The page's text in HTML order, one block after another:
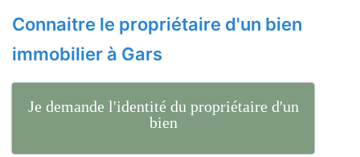
Connaitre le propriétaire d'un bien
immobilier à Gars
Je demande l'identité du propriétaire d'un
bien